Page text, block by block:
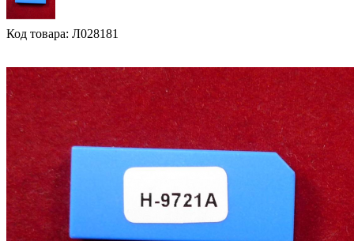
Код товара: Л028181